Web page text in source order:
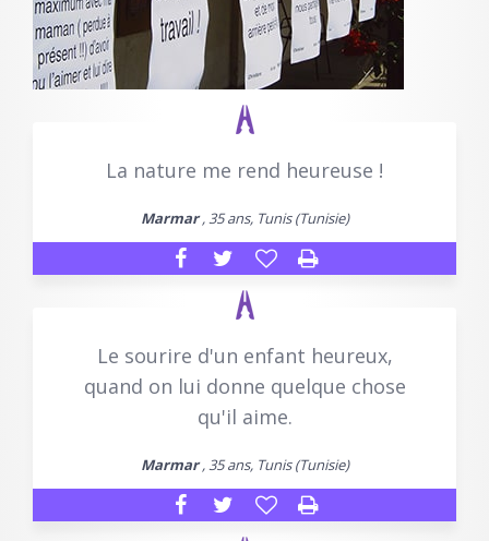
La nature me rend heureuse !
Marmar, 35 ans, Tunis (Tunisie)
Le sourire d'un enfant heureux,
quand on lui donne quelque chose
qu'il aime.
Marmar, 35 ans, Tunis (Tunisie)